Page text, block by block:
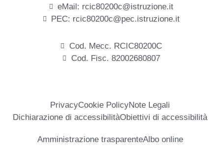
eMail: rcic80200c@istruzione.it
PEC: rcic80200c@pec.istruzione.it
Cod. Mecc. RCIC80200C
Cod. Fisc. 82002680807
PrivacyCookie PolicyNote Legali
Dichiarazione di accessibilitàObiettivi di accessibilità
Amministrazione trasparenteAlbo online